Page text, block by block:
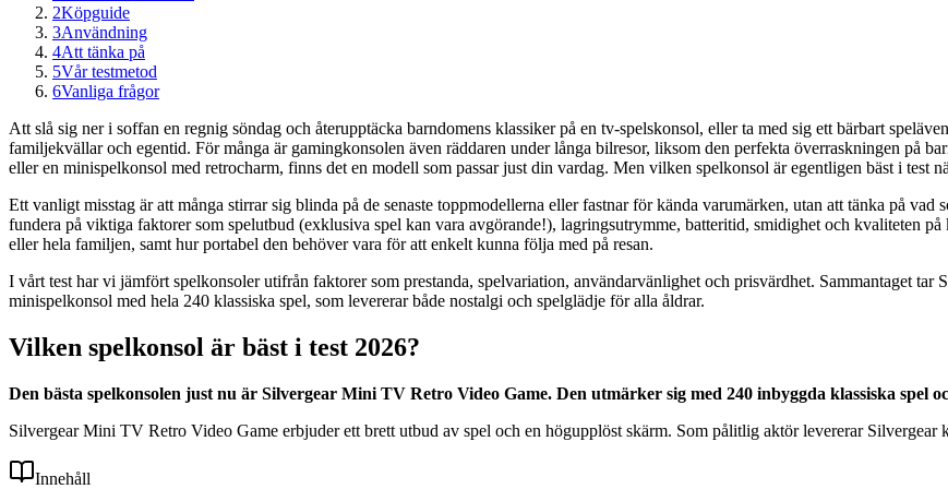
2Köpguide
3Användning
4Att tänka på
5Vår testmetod
6Vanliga frågor
Att slå sig ner i soffan en regnig söndag och återupptäcka barndomens klassiker på en tv-spelskonsol, eller ta med sig ett bärbart
familjekvällar och egentid. För många är gamingkonsolen även räddaren under långa bilresor, liksom den perfekta överraskningen på
eller en minispelkonsol med retrocharm, finns det en modell som passar just din vardag. Men vilken spelkonsol är egentligen bäst i test
Ett vanligt misstag är att många stirrar sig blinda på de senaste toppmodellerna eller fastnar för kända varumärken, utan att tänka på
fundera på viktiga faktorer som spelutbud (exklusiva spel kan vara avgörande!), lagringsutrymme, batteritid, smidighet och kvaliteten
eller hela familjen, samt hur portabel den behöver vara för att enkelt kunna följa med på resan.
I vårt test har vi jämfört spelkonsoler utifrån faktorer som prestanda, spelvariation, användarvänlighet och prisvärdhet. Sammantaget
minispelkonsol med hela 240 klassiska spel, som levererar både nostalgi och spelglädje för alla åldrar.
Vilken spelkonsol är bäst i test 2026?
Den bästa spelkonsolen just nu är Silvergear Mini TV Retro Video Game. Den utmärker sig med 240 inbyggda klassiska spel
Silvergear Mini TV Retro Video Game erbjuder ett brett utbud av spel och en högupplöst skärm. Som pålitlig aktör levererar Silvergear
Innehåll